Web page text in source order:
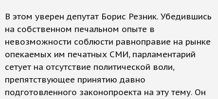
В этом уверен депутат Борис Резник. Убедившись
на собственном печальном опыте в
невозможности соблюсти равноправие на рынке
опекаемых им печатных СМИ, парламентарий
сетует на отсутствие политической воли,
препятствующее принятию давно
подготовленного законопроекта на эту тему. Он